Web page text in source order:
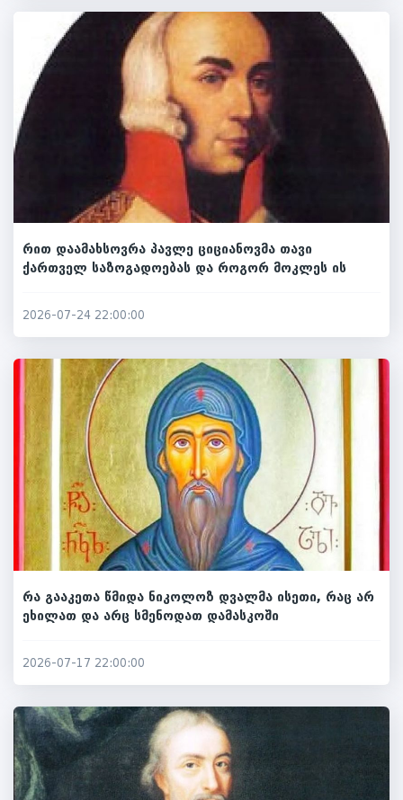
რით დაამახსოვრა პავლე ციციანოვმა თავი
ქართველ საზოგადოებას და როგორ მოკლეს ის
2026-07-24 22:00:00
რა გააკეთა წმიდა ნიკოლოზ დვალმა ისეთი, რაც არ
ეხილათ და არც სმენოდათ დამასკოში
2026-07-17 22:00:00